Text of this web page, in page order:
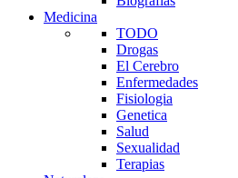
Medicina
TODO
Drogas
El Cerebro
Enfermedades
Fisiologia
Genetica
Salud
Sexualidad
Terapias